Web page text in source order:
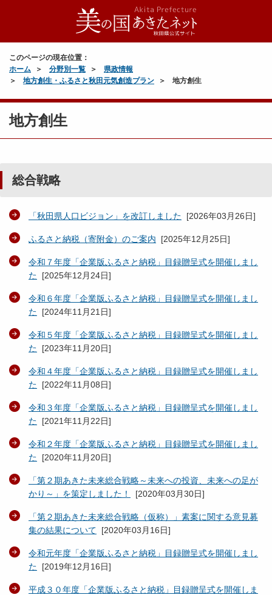
このページの現在位置：
ホーム
分野別一覧
県政情報
地方創生・ふるさと秋田元気創造プラン
地方創生
地方創生
総合戦略
「秋田県人口ビジョン」を改訂しました [2026年03月26日]
ふるさと納税（寄附金）のご案内 [2025年12月25日]
令和７年度「企業版ふるさと納税」目録贈呈式を開催しまし
た [2025年12月24日]
令和６年度「企業版ふるさと納税」目録贈呈式を開催しまし
た [2024年11月21日]
令和５年度「企業版ふるさと納税」目録贈呈式を開催しまし
た [2023年11月20日]
令和４年度「企業版ふるさと納税」目録贈呈式を開催しまし
た [2022年11月08日]
令和３年度「企業版ふるさと納税」目録贈呈式を開催しまし
た [2021年11月22日]
令和２年度「企業版ふるさと納税」目録贈呈式を開催しまし
た [2020年11月20日]
「第２期あきた未来総合戦略～未来への投資、未来への足が
かり～」を策定しました！
[2020年03月30日]
「第２期あきた未来総合戦略（仮称）」素案に関する意見募
集の結果について [2020年03月16日]
令和元年度「企業版ふるさと納税」目録贈呈式を開催しまし
た [2019年12月16日]
平成３０年度「企業版ふるさと納税」目録贈呈式を開催しま